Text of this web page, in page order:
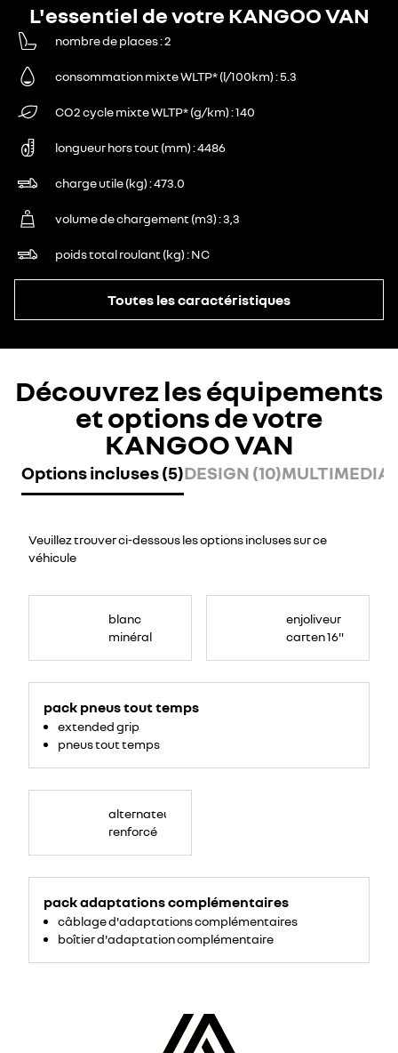
L'essentiel de votre KANGOO VAN
nombre de places 2
consommation mixte WLTP* (l/100km) 5.3
CO2 cycle mixte WLTP* (g/km) 140
longueur hors tout (mm) 4486
charge utile (kg) 473.0
volume de chargement (m3) 3,3
poids total roulant (kg) NC
Toutes les caractéristiques
Découvrez les équipements
et options de votre
KANGOO VAN
Options incluses (5)DESIGN (10)MULTIMEDIA
Veuillez trouver ci-dessous les options incluses sur ce
véhicule
blanc
minéral
enjoliveur
carten 16"
pack pneus tout temps
extended grip
pneus tout temps
alternateur
renforcé
pack adaptations complémentaires
câblage d'adaptations complémentaires
boîtier d'adaptation complémentaire